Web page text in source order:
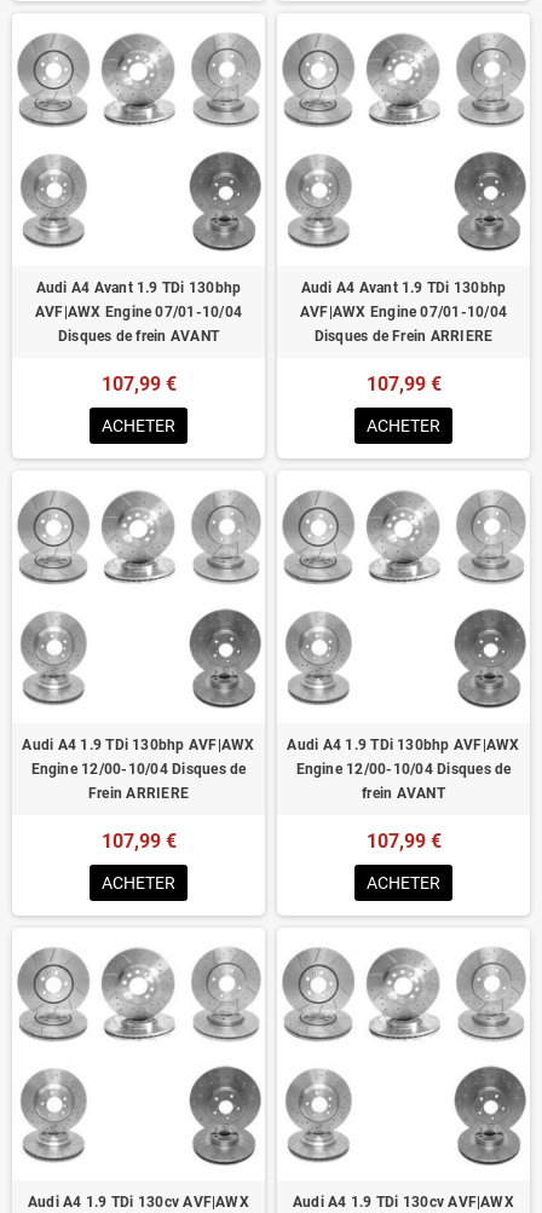
Audi A4 Avant 1.9 TDi 130bhp
AVF|AWX Engine 07/01-10/04
Disques de frein AVANT
107,99 €
ACHETER
Audi A4 Avant 1.9 TDi 130bhp
AVF|AWX Engine 07/01-10/04
Disques de Frein ARRIERE
107,99 €
ACHETER
Audi A4 1.9 TDi 130bhp AVF|AWX
Engine 12/00-10/04 Disques de
Frein ARRIERE
107,99 €
ACHETER
Audi A4 1.9 TDi 130bhp AVF|AWX
Engine 12/00-10/04 Disques de
frein AVANT
107,99 €
ACHETER
Audi A4 1.9 TDi 130cv AVF|AWX
Audi A4 1.9 TDi 130cv AVF|AWX